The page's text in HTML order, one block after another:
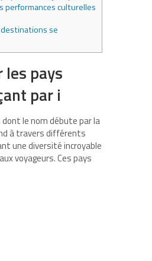
performances culturelles
se
les pays
par i
le nom débute par la
à travers différents
une diversité incroyable
voyageurs. Ces pays